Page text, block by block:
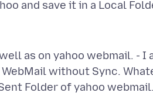
as on yahoo webmail. - I
without Sync.